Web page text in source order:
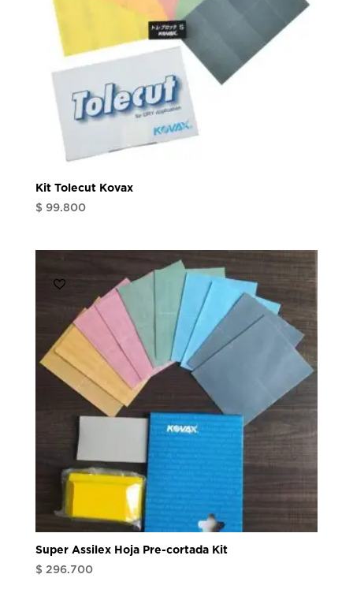
Kit Tolecut Kovax
$ 99.800
Super Assilex Hoja Pre-cortada Kit
$ 296.700